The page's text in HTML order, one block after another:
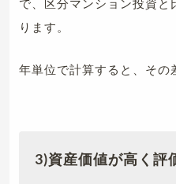
で、区分マンション投資と
ります。
年単位で計算すると、その
3)資産価値が高く評